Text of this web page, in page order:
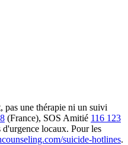
pas une thérapie ni un suivi
(France), SOS Amitié 116 123
locaux. Pour les
suicide-hotlines.